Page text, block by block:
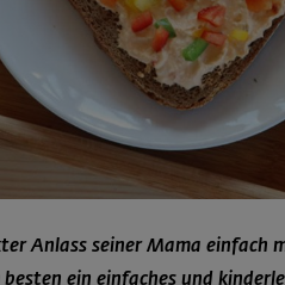
Anlass seiner Mama einfach
ein einfaches und